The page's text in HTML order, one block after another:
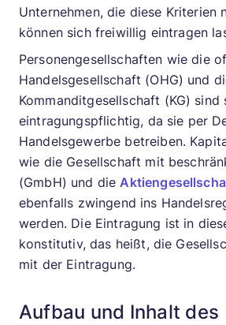
Unternehmen, die diese Kriterien
können sich freiwillig eintragen
Personengesellschaften wie die
Handelsgesellschaft (OHG) und
Kommanditgesellschaft (KG) sind
eintragungspflichtig, da sie per
Handelsgewerbe betreiben.
wie die Gesellschaft mit
(GmbH) und die
ebenfalls zwingend ins
werden. Die Eintragung ist in
konstitutiv, das heißt, die
mit der Eintragung.
Aufbau und Inhalt des